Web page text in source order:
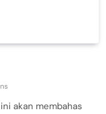
akan membahas